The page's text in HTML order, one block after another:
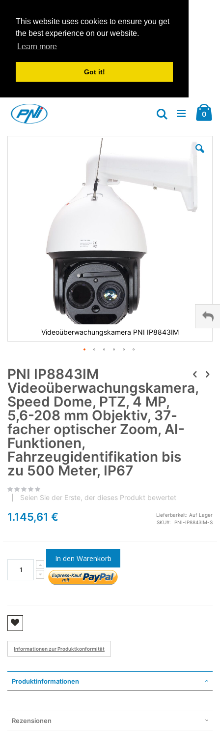
This website uses cookies to ensure you get
the best experience on our website.
Learn more
Got it!
Inhalt
springen
0
Suche
Videoüberwachungskamera PNI IP8843IM
PNI IP8843IM
Videoüberwachungskamera,
Speed Dome, PTZ, 4 MP,
5,6-208 mm Objektiv, 37-
facher optischer Zoom, AI-
Funktionen,
Fahrzeugidentifikation bis
zu 500 Meter, IP67
Seien Sie der Erste, der dieses Produkt bewertet
1.145,61 € Lieferbarkeit: Auf Lager
SKU
PNI-IP8843IM-S
In den Warenkorb
Informationen zur Produktkonformität
Produktinformationen
Rezensionen